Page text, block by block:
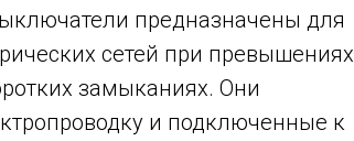
предназначены для
сетей при превышениях
замыканиях. Они
и подключенные к